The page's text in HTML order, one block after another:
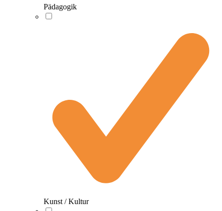
Pädagogik
Kunst / Kultur